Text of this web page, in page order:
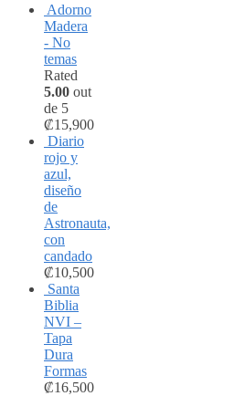
Adorno
Madera
- No
temas
Rated
5.00 out
de 5
₡15,900
Diario
rojo y
azul,
diseño
de
Astronauta,
con
candado
₡10,500
Santa
Biblia
NVI –
Tapa
Dura
Formas
₡16,500